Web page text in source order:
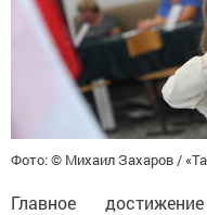
Фото: © Михаил Захаров /
Главное